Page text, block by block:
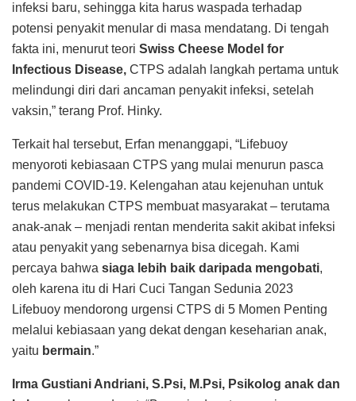
infeksi baru, sehingga kita harus waspada terhadap
potensi penyakit menular di masa mendatang. Di tengah
fakta ini, menurut teori Swiss Cheese Model for
Infectious Disease, CTPS adalah langkah pertama untuk
melindungi diri dari ancaman penyakit infeksi, setelah
vaksin,” terang Prof. Hinky.
Terkait hal tersebut, Erfan menanggapi, “Lifebuoy
menyoroti kebiasaan CTPS yang mulai menurun pasca
pandemi COVID-19. Kelengahan atau kejenuhan untuk
terus melakukan CTPS membuat masyarakat – terutama
anak-anak – menjadi rentan menderita sakit akibat infeksi
atau penyakit yang sebenarnya bisa dicegah. Kami
percaya bahwa siaga lebih baik daripada mengobati,
oleh karena itu di Hari Cuci Tangan Sedunia 2023
Lifebuoy mendorong urgensi CTPS di 5 Momen Penting
melalui kebiasaan yang dekat dengan keseharian anak,
yaitu bermain.”
Irma Gustiani Andriani, S.Psi, M.Psi, Psikolog anak dan